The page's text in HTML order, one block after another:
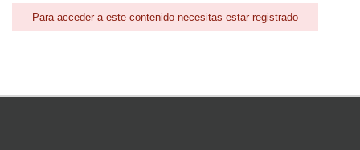
Para acceder a este contenido necesitas estar registrado